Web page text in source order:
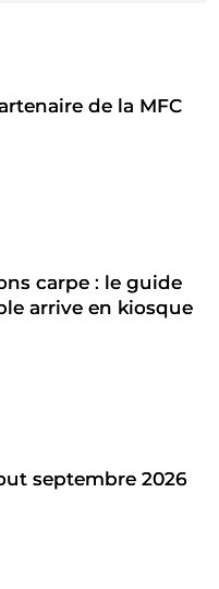
de la MFC
carpe : le guide
arrive en kiosque
septembre 2026